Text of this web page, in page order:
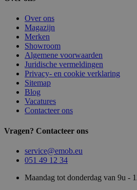
Over ons
Magazijn
Merken
Showroom
Algemene voorwaarden
Juridische vermeldingen
Privacy- en cookie verklaring
Sitemap
Blog
Vacatures
Contacteer ons
Vragen? Contacteer ons
service@emob.eu
051 49 12 34
Maandag tot donderdag van 9u -